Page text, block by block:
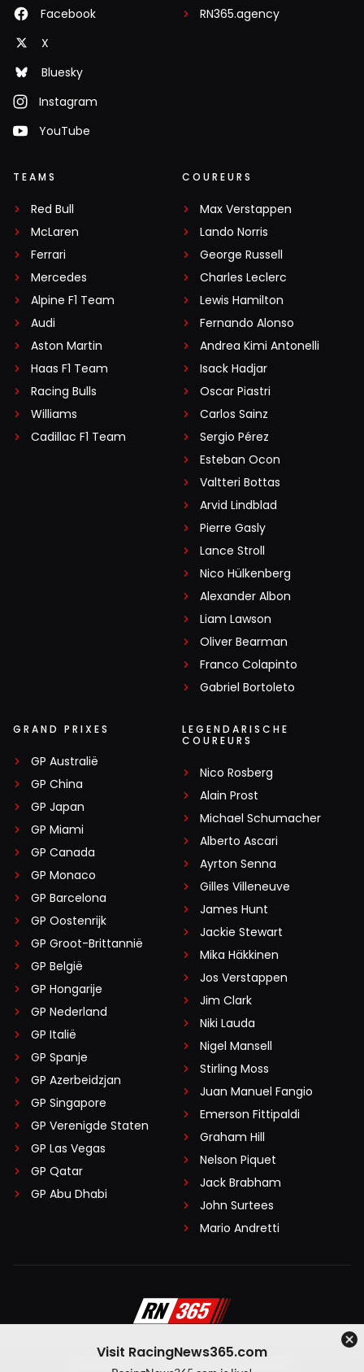
Facebook
X
Bluesky
Instagram
YouTube
RN365.agency
TEAMS
Red Bull
McLaren
Ferrari
Mercedes
Alpine F1 Team
Audi
Aston Martin
Haas F1 Team
Racing Bulls
Williams
Cadillac F1 Team
COUREURS
Max Verstappen
Lando Norris
George Russell
Charles Leclerc
Lewis Hamilton
Fernando Alonso
Andrea Kimi Antonelli
Isack Hadjar
Oscar Piastri
Carlos Sainz
Sergio Pérez
Esteban Ocon
Valtteri Bottas
Arvid Lindblad
Pierre Gasly
Lance Stroll
Nico Hülkenberg
Alexander Albon
Liam Lawson
Oliver Bearman
Franco Colapinto
Gabriel Bortoleto
GRAND PRIXES
GP Australië
GP China
GP Japan
GP Miami
GP Canada
GP Monaco
GP Barcelona
GP Oostenrijk
GP Groot-Brittannië
GP België
GP Hongarije
GP Nederland
GP Italië
GP Spanje
GP Azerbeidzjan
GP Singapore
GP Verenigde Staten
GP Las Vegas
GP Qatar
GP Abu Dhabi
LEGENDARISCHE
COUREURS
Nico Rosberg
Alain Prost
Michael Schumacher
Alberto Ascari
Ayrton Senna
Gilles Villeneuve
James Hunt
Jackie Stewart
Mika Häkkinen
Jos Verstappen
Jim Clark
Niki Lauda
Nigel Mansell
Stirling Moss
Juan Manuel Fangio
Emerson Fittipaldi
Graham Hill
Nelson Piquet
Jack Brabham
John Surtees
Mario Andretti
Algemene voorwaarden
Visit RacingNews365.com